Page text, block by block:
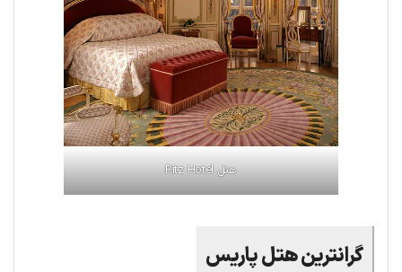
هتل Ritz Hotel
گرانترین هتل پاریس